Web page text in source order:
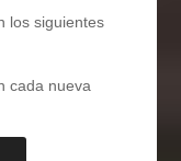
los siguientes
cada nueva